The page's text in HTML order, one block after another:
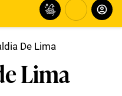
De Lima
Lima